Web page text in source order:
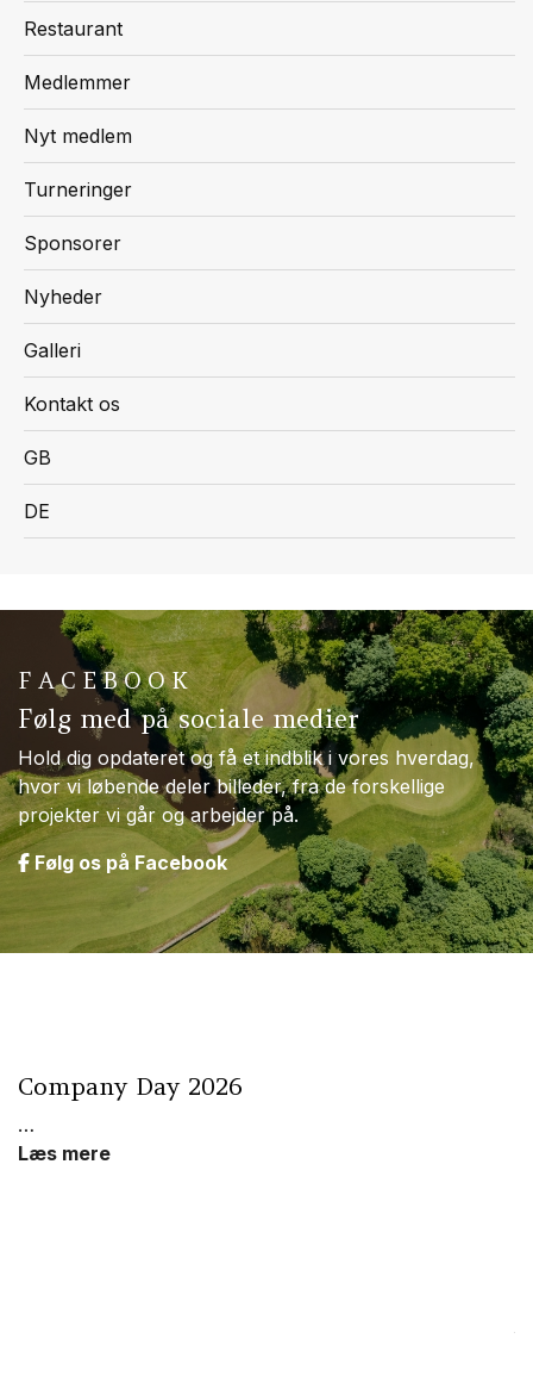
Arnbjergallé 2
6800 Varde
Tlf.+45 75 21 11 00
www.arnbjergpavillonen.dk
Torsdag
16.00 –
Efter Fyraften
April -
Tider der ikke er reserveret af klubberne bliver
Restaurant
Medlemmer
Nyt medlem
Turneringer
Sponsorer
Nyheder
Galleri
Kontakt os
GB
DE
FACEBOOK
Følg med på sociale medier
Hold dig opdateret og få et indblik i vores hverdag,
hvor vi løbende deler billeder, fra de forskellige
projekter vi går og arbejder på.
Følg os på Facebook
Company Day 2026
…
Læs mere